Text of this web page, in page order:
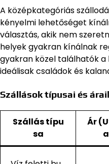
A középkategóriás
kényelmi lehetőséget
választás, akik nem
helyek gyakran kínálnak
gyakran közel találhatók a
ideálisak családok és
Szállások típusai és
Szállás típu
sa
Ár